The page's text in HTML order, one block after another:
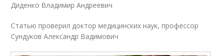
Диденко Владимир Андреевич
Статью проверил доктор медицинских наук, профессор
Сундуков Александр Вадимович